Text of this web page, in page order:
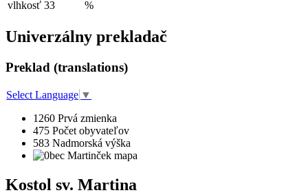
vlhkosť 33 %
Univerzálny prekladač
Preklad (translations)
Select Language ▼
1260 Prvá zmienka
475 Počet obyvateľov
583 Nadmorská výška
Kostol sv. Martina